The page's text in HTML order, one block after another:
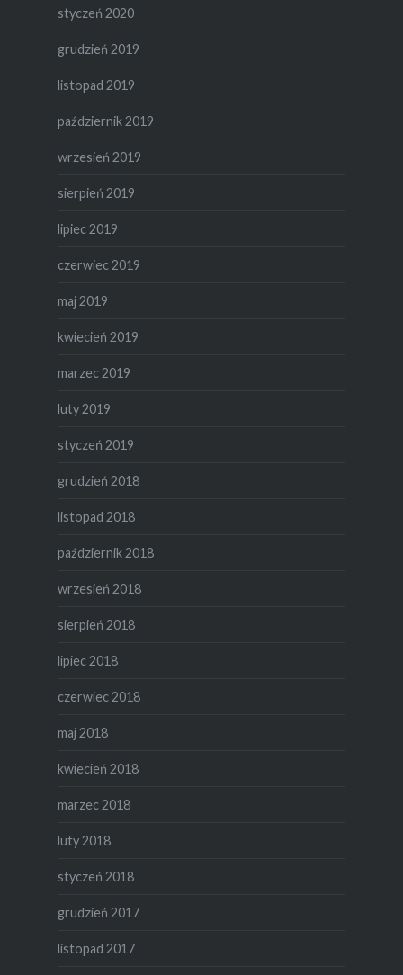
styczeń 2020
grudzień 2019
listopad 2019
październik 2019
wrzesień 2019
sierpień 2019
lipiec 2019
czerwiec 2019
maj 2019
kwiecień 2019
marzec 2019
luty 2019
styczeń 2019
grudzień 2018
listopad 2018
październik 2018
wrzesień 2018
sierpień 2018
lipiec 2018
czerwiec 2018
maj 2018
kwiecień 2018
marzec 2018
luty 2018
styczeń 2018
grudzień 2017
listopad 2017